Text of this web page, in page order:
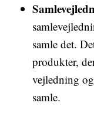
samle det.
produkter,
vejledning
samle.